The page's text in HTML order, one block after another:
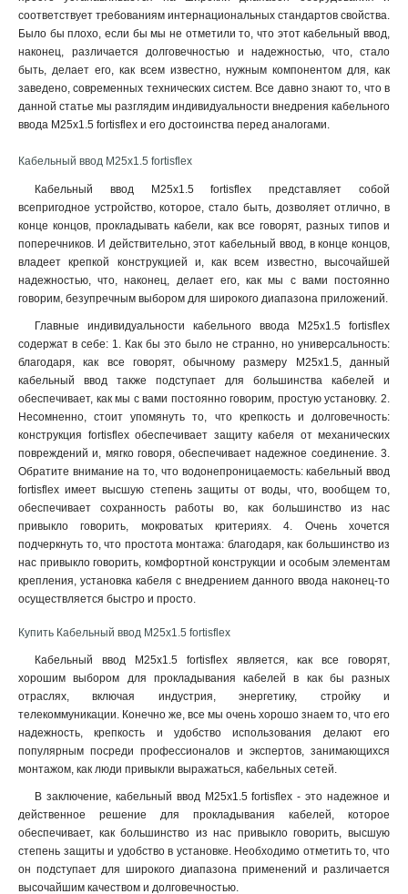
соответствует требованиям интернациональных стандартов свойства.
Было бы плохо, если бы мы не отметили то, что этот кабельный ввод,
наконец, различается долговечностью и надежностью, что, стало
быть, делает его, как всем известно, нужным компонентом для, как
заведено, современных технических систем. Все давно знают то, что в
данной статье мы разглядим индивидуальности внедрения кабельного
ввода M25x1.5 fortisflex и его достоинства перед аналогами.
Кабельный ввод M25x1.5 fortisflex
Кабельный ввод M25x1.5 fortisflex представляет собой
всепригодное устройство, которое, стало быть, дозволяет отлично, в
конце концов, прокладывать кабели, как все говорят, разных типов и
поперечников. И действительно, этот кабельный ввод, в конце концов,
владеет крепкой конструкцией и, как всем известно, высочайшей
надежностью, что, наконец, делает его, как мы с вами постоянно
говорим, безупречным выбором для широкого диапазона приложений.
Главные индивидуальности кабельного ввода M25x1.5 fortisflex
содержат в себе: 1. Как бы это было не странно, но универсальность:
благодаря, как все говорят, обычному размеру M25x1.5, данный
кабельный ввод также подступает для большинства кабелей и
обеспечивает, как мы с вами постоянно говорим, простую установку. 2.
Несомненно, стоит упомянуть то, что крепкость и долговечность:
конструкция fortisflex обеспечивает защиту кабеля от механических
повреждений и, мягко говоря, обеспечивает надежное соединение. 3.
Обратите внимание на то, что водонепроницаемость: кабельный ввод
fortisflex имеет высшую степень защиты от воды, что, вообщем то,
обеспечивает сохранность работы во, как большинство из нас
привыкло говорить, мокроватых критериях. 4. Очень хочется
подчеркнуть то, что простота монтажа: благодаря, как большинство из
нас привыкло говорить, комфортной конструкции и особым элементам
крепления, установка кабеля с внедрением данного ввода наконец-то
осуществляется быстро и просто.
Купить Кабельный ввод M25x1.5 fortisflex
Кабельный ввод M25x1.5 fortisflex является, как все говорят,
хорошим выбором для прокладывания кабелей в как бы разных
отраслях, включая индустрия, энергетику, стройку и
телекоммуникации. Конечно же, все мы очень хорошо знаем то, что его
надежность, крепкость и удобство использования делают его
популярным посреди профессионалов и экспертов, занимающихся
монтажом, как люди привыкли выражаться, кабельных сетей.
В заключение, кабельный ввод M25x1.5 fortisflex - это надежное и
действенное решение для прокладывания кабелей, которое
обеспечивает, как большинство из нас привыкло говорить, высшую
степень защиты и удобство в установке. Необходимо отметить то, что
он подступает для широкого диапазона применений и различается
высочайшим качеством и долговечностью.